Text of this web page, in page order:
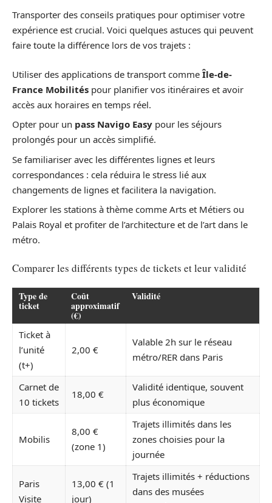
Transporter des conseils pratiques pour optimiser votre
expérience est crucial. Voici quelques astuces qui peuvent
faire toute la différence lors de vos trajets :
Utiliser des applications de transport comme Île-de-
France Mobilités pour planifier vos itinéraires et avoir
accès aux horaires en temps réel.
Opter pour un pass Navigo Easy pour les séjours
prolongés pour un accès simplifié.
Se familiariser avec les différentes lignes et leurs
correspondances : cela réduira le stress lié aux
changements de lignes et facilitera la navigation.
Explorer les stations à thème comme Arts et Métiers ou
Palais Royal et profiter de l’architecture et de l’art dans le
métro.
Comparer les différents types de tickets et leur validité
Type de
ticket
Coût
approximatif
(€)
Validité
Ticket à
l’unité
(t+)
2,00 €
Valable 2h sur le réseau
métro/RER dans Paris
Carnet de
10 tickets
18,00 €
Validité identique, souvent
plus économique
Mobilis
8,00 €
(zone 1)
Trajets illimités dans les
zones choisies pour la
journée
Paris
Visite
13,00 € (1
jour)
Trajets illimités + réductions
dans des musées